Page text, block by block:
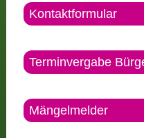
Kontaktformular
Terminvergabe
Mängelmelder